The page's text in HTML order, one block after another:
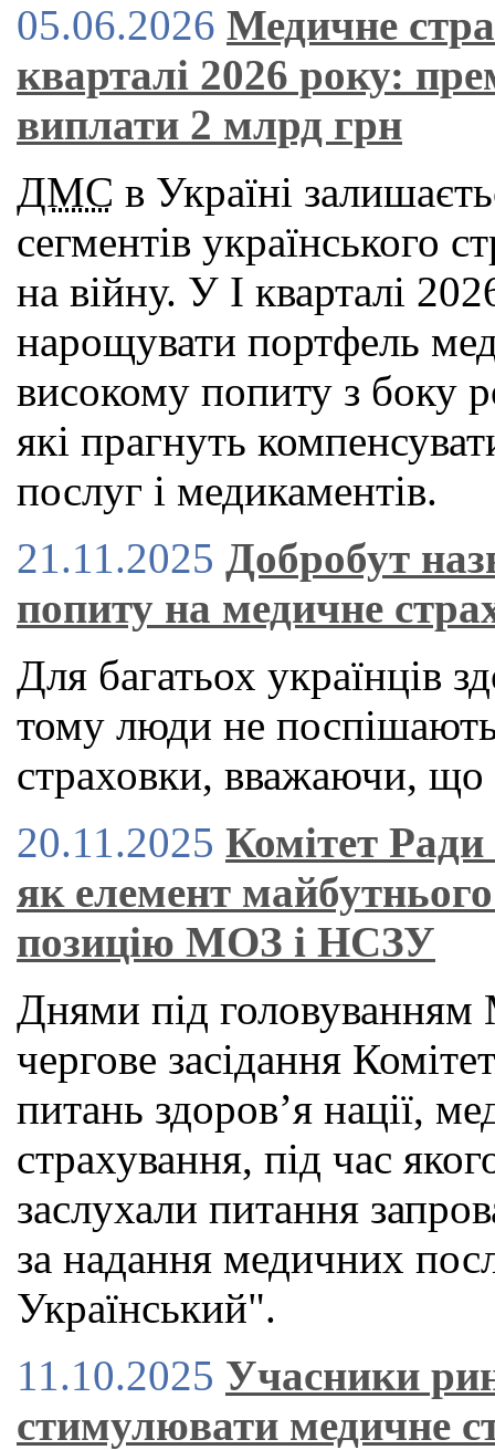
05.06.2026 Медичне
кварталі 2026 року:
виплати 2 млрд грн
ДМС в Україні
сегментів українського
на війну. У І кварталі
нарощувати портфель
високому попиту з боку
які прагнуть
послуг і медикаментів.
21.11.2025 Добробут
попиту на медичне
Для багатьох українців
тому люди не
страховки, вважаючи, що
20.11.2025 Комітет Ради
як елемент
позицію МОЗ і НСЗУ
Днями під головуванням
чергове засідання
питань здоров’я нації,
страхування, під час
заслухали питання
за надання медичних
Український".
11.10.2025 Учасники
стимулювати медичне